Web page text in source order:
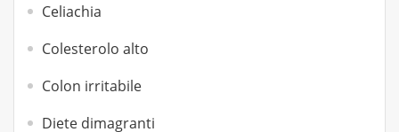
Celiachia
Colesterolo alto
Colon irritabile
Diete dimagranti